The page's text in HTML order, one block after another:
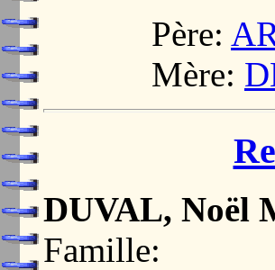
Père:
Mère:
DUVAL, Noël
Famille: